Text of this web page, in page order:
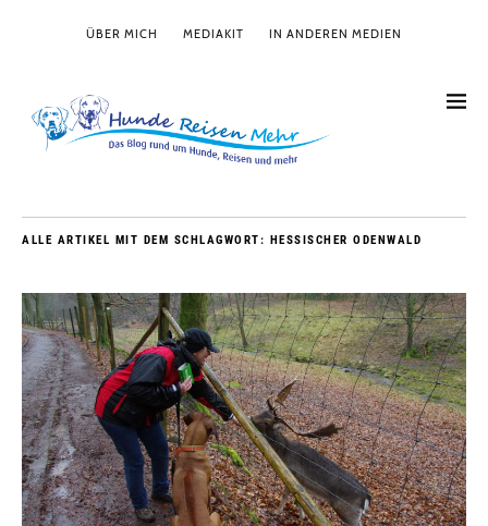
ÜBER MICH MEDIAKIT IN ANDEREN MEDIEN
ALLE ARTIKEL MIT DEM SCHLAGWORT: HESSISCHER ODENWALD